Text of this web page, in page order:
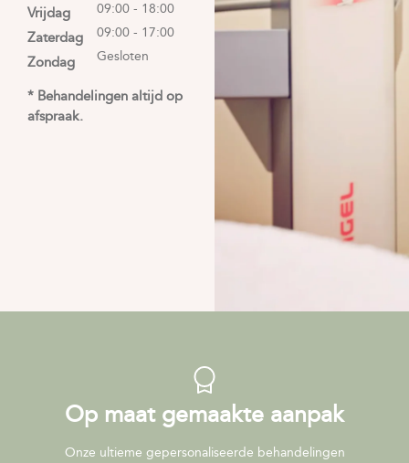
Vrijdag
Zaterdag
Zondag
09:00 - 18:00
09:00 - 17:00
Gesloten
* Behandelingen altijd op
afspraak.
Op maat gemaakte aanpak
Onze ultieme gepersonaliseerde behandelingen